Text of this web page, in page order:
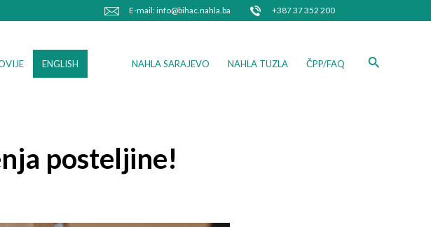
E-mail: info@bihac.nahla.ba +387 37 352 200
ENGLISH NAHLA SARAJEVO NAHLA TUZLA ČPP/FAQ Search
posteljine!